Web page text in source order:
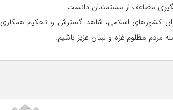
مضاعف از مستمندان دانست.
کشورهای اسلامی، شاهد گسترش و تحکیم همکاری
مظلوم غزه و لبنان عزیز باشیم.